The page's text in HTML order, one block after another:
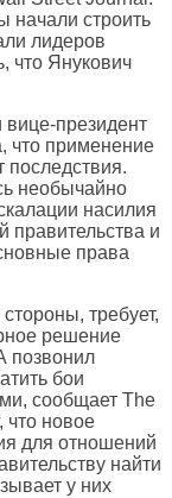
начали строить
лидеров
что Янукович
президент
что применение
необычайно
насилия
правительства и
права
требует,
решение
позвонил
бои
сообщает The
что новое
для отношений
найти
у них